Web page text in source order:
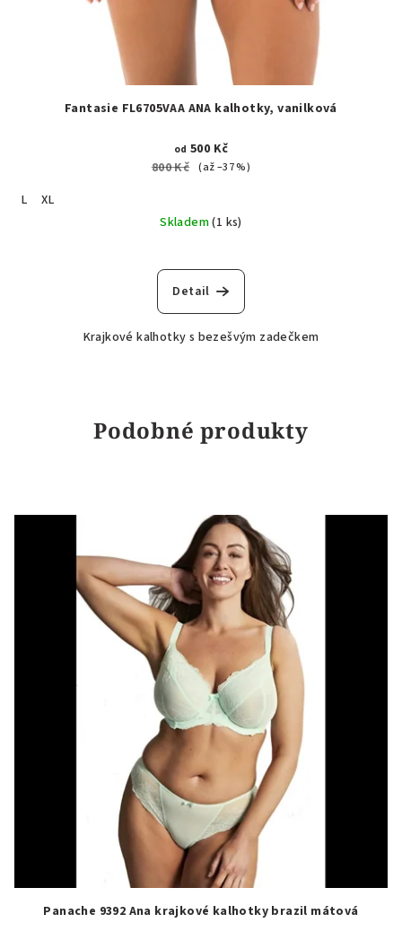
Fantasie FL6705VAA ANA kalhotky, vanilková
od 500 Kč
800 Kč (až –37 %)
L
XL
Skladem(1 ks)
Detail
Krajkové kalhotky s bezešvým zadečkem
Podobné produkty
Panache 9392 Ana krajkové kalhotky brazil mátová